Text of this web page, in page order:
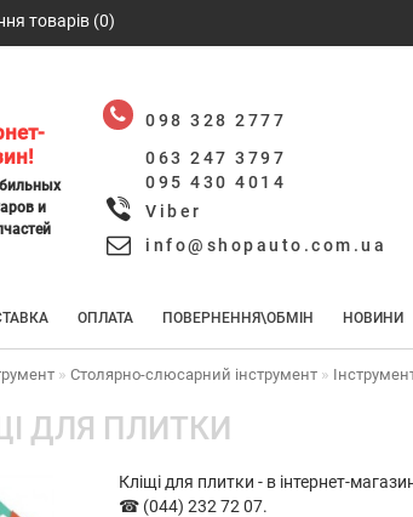
товарів (0)
и
098 328 2777
063 247 3797
095 430 4014
Viber
info@shopauto.com.ua
ОПЛАТА ПОВЕРНЕННЯ\ОБМІН НОВИНИ
Столярно-слюсарний інструмент
ДЛЯ ПЛИТКИ
Кліщі для плитки - в інтернет-
☎ (044) 232 72 07.